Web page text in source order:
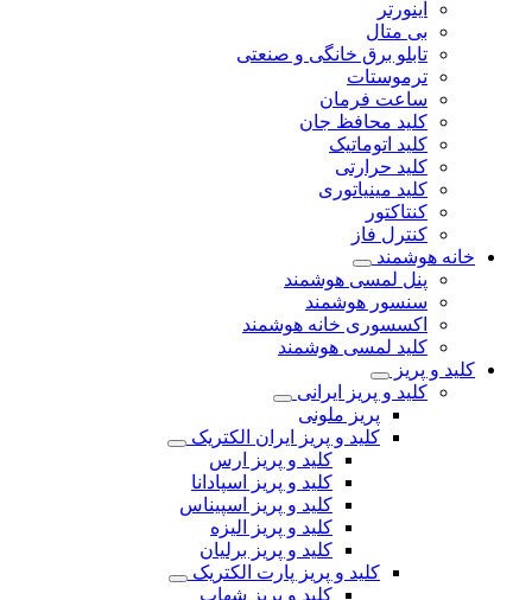
اینورتر
بی متال
تابلو برق خانگی و صنعتی
ترموستات
ساعت فرمان
کلید محافظ جان
کلید اتوماتیک
کلید حرارتی
کلید مینیاتوری
کنتاکتور
کنترل فاز
خانه هوشمند
پنل لمسی هوشمند
سنسور هوشمند
اکسسوری خانه هوشمند
کلید لمسی هوشمند
کلید و پریز
کلید و پریز ایرانی
پریز ملونی
کلید و پریز ایران الکتریک
کلید و پریز ارس
کلید و پریز اسپادانا
کلید و پریز اسپیناس
کلید و پریز الیزه
کلید و پریز برلیان
کلید و پریز پارت الکتریک
کلید و پریز شهاب